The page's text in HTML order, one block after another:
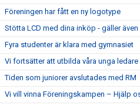
Föreningen har fått en ny logotype
Stötta LCD med dina inköp - gäller
Fyra studenter är klara med gymnasiet
Vi fortsätter att utbilda våra unga ledare
Tiden som juniorer avslutades med RM
Vi vill vinna Föreningskampen – Hjälp